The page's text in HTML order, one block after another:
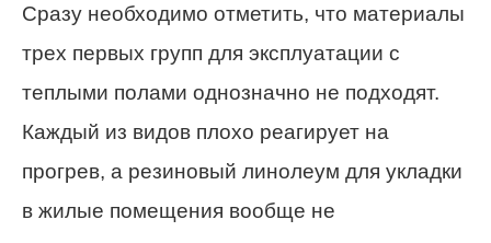
Сразу необходимо отметить, что материалы
трех первых групп для эксплуатации с
теплыми полами однозначно не подходят.
Каждый из видов плохо реагирует на
прогрев, а резиновый линолеум для укладки
в жилые помещения вообще не